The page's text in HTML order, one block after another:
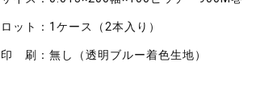
ロット：1ケース（2本入り）
印 刷：無し（透明ブルー着色生地）